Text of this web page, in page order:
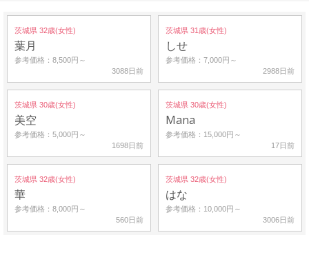
茨城県 32歳(女性)
葉月
参考価格：8,500円～
3088日前
茨城県 31歳(女性)
しせ
参考価格：7,000円～
2988日前
茨城県 30歳(女性)
美空
参考価格：5,000円～
1698日前
茨城県 30歳(女性)
Mana
参考価格：15,000円～
17日前
茨城県 32歳(女性)
華
参考価格：8,000円～
560日前
茨城県 32歳(女性)
はな
参考価格：10,000円～
3006日前